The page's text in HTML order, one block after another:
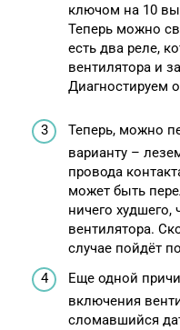
ключом на 10
Теперь можно
есть два реле,
вентилятора и
Диагностируем
Теперь, можно
варианту –
провода
может быть
ничего худшего,
вентилятора.
случае пойдёт
Еще одной
включения
сломавшийся